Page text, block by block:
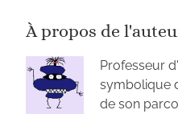
À propos de
Professeur
symbolique
de son